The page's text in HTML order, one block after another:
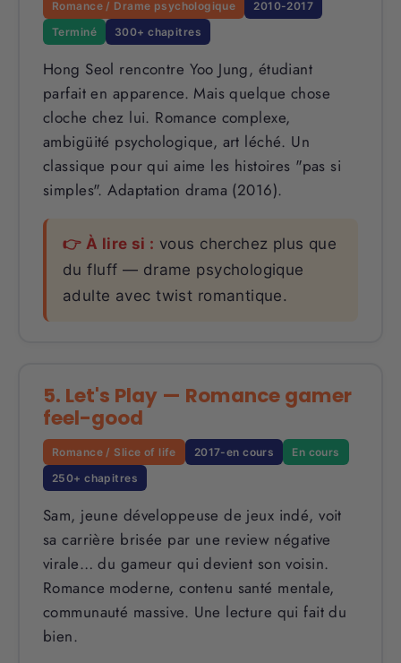
Romance / Drame psychologique
2010-2017
Terminé
300+ chapitres
Hong Seol rencontre Yoo Jung, étudiant
parfait en apparence. Mais quelque chose
cloche chez lui. Romance complexe,
ambigüité psychologique, art léché. Un
classique pour qui aime les histoires "pas si
simples". Adaptation drama (2016).
👉 À lire si : vous cherchez plus que
du fluff — drame psychologique
adulte avec twist romantique.
5. Let's Play — Romance gamer
feel-good
Romance / Slice of life 2017-en cours
En cours
250+ chapitres
Sam, jeune développeuse de jeux indé, voit
sa carrière brisée par une review négative
virale… du gameur qui devient son voisin.
Romance moderne, contenu santé mentale,
communauté massive. Une lecture qui fait du
bien.